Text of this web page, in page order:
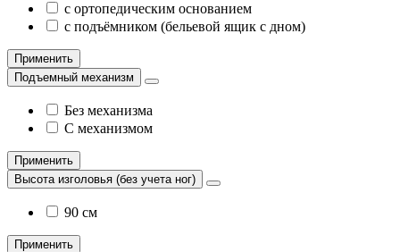
с ортопедическим основанием
с подъёмником (бельевой ящик с дном)
Применить
Подъемный механизм
Без механизма
С механизмом
Применить
Высота изголовья (без учета ног)
90 см
Применить